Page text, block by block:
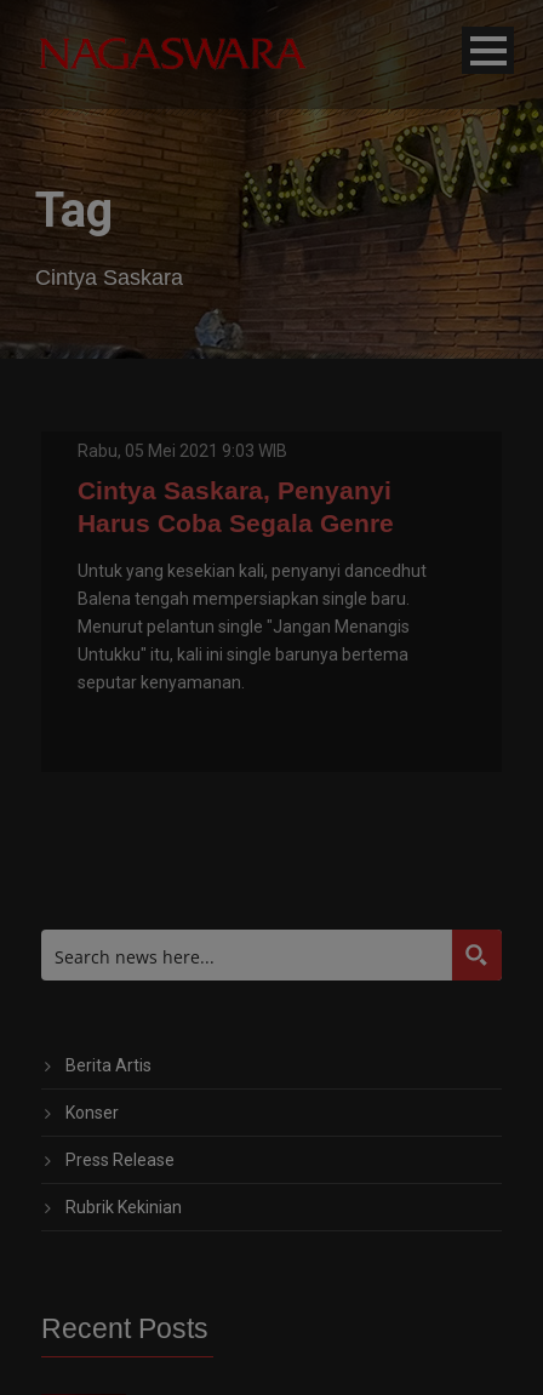
Tag
Cintya Saskara
Rabu, 05 Mei 2021 9:03 WIB
Cintya Saskara, Penyanyi
Harus Coba Segala Genre
Untuk yang kesekian kali, penyanyi dancedhut
Balena tengah mempersiapkan single baru.
Menurut pelantun single "Jangan Menangis
Untukku" itu, kali ini single barunya bertema
seputar kenyamanan.
Berita Artis
Konser
Press Release
Rubrik Kekinian
Recent Posts
modal-check